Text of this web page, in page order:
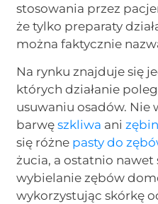
stosowania przez
że tylko preparaty
można faktycznie
Na rynku znajduje się
których działanie
usuwaniu osadów. Nie
barwęszkliwa ani
się różne pasty do
żucia, a ostatnio nawet
wybielanie zębów
wykorzystując skórkę